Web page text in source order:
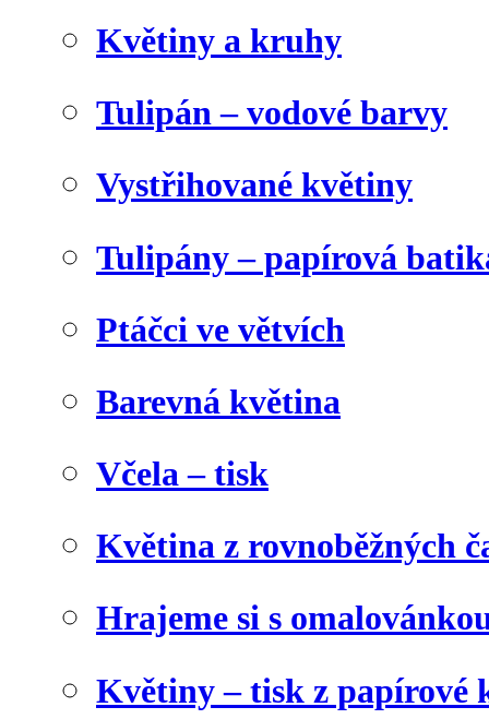
Květiny a kruhy
Tulipán – vodové barvy
Vystřihované květiny
Tulipány – papírová
Ptáčci ve větvích
Barevná květina
Včela – tisk
Květina z rovnoběžných
Hrajeme si s
Květiny – tisk z papírové